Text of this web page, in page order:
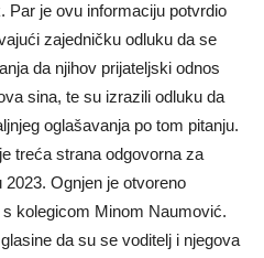
Par je ovu informaciju potvrdio
zajedničku odluku da se
da njihov prijateljski odnos
sina, te su izrazili odluku da
oglašavanja po tom pitanju.
treća strana odgovorna za
Ognjen je otvoreno
kolegicom Minom Naumović.
da su se voditelj i njegova